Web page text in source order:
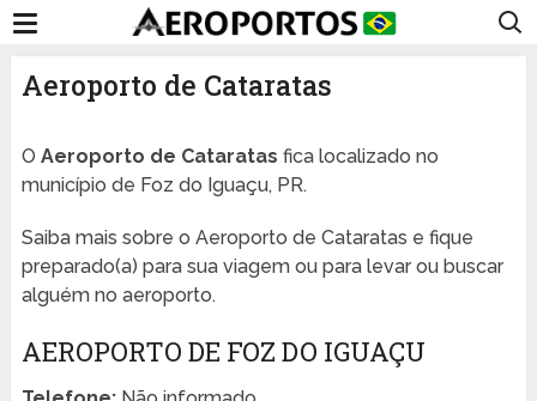
Aeroporto de Cataratas
O Aeroporto de Cataratas fica localizado no
município de Foz do Iguaçu, PR.
Saiba mais sobre o Aeroporto de Cataratas e fique
preparado(a) para sua viagem ou para levar ou buscar
alguém no aeroporto.
AEROPORTO DE FOZ DO IGUAÇU